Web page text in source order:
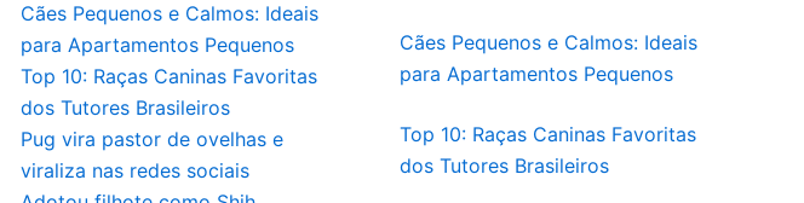
Cães Pequenos e Calmos: Ideais
para Apartamentos Pequenos
Top 10: Raças Caninas Favoritas
dos Tutores Brasileiros
Pug vira pastor de ovelhas e
viraliza nas redes sociais
Cães Pequenos e Calmos: Ideais
para Apartamentos Pequenos
Top 10: Raças Caninas Favoritas
dos Tutores Brasileiros